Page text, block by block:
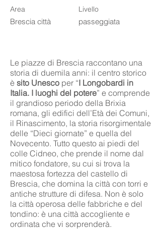
Area
Brescia città
Livello
passeggiata
Le piazze di Brescia raccontano una
storia di duemila anni: il centro storico
è sito Unesco per “I Longobardi in
Italia. I luoghi del potere” e comprende
il grandioso periodo della Brixia
romana, gli edifici dell’Età dei Comuni,
il Rinascimento, la storia risorgimentale
delle “Dieci giornate” e quella del
Novecento. Tutto questo ai piedi del
colle Cidneo, che prende il nome dal
mitico fondatore, su cui si trova la
maestosa fortezza del castello di
Brescia, che domina la città con torri e
antiche strutture di difesa. Non è solo
la città operosa delle fabbriche e del
tondino: è una città accogliente e
ordinata che vi sorprenderà.